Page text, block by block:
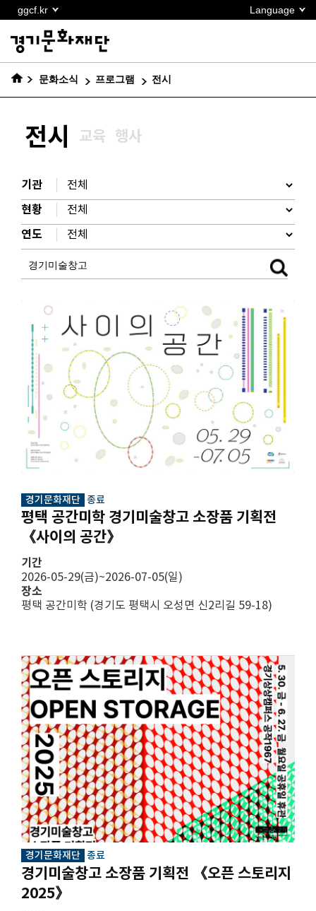
바로가기
ggcf.kr Language
문화소식 프로그램 전시
전시 교육 행사
기관
현황
연도
경기문화재단 종료
평택 공간미학 경기미술창고 소장품 기획전
《사이의 공간》
기간
2026-05-29(금)~2026-07-05(일)
장소
평택 공간미학 (경기도 평택시 오성면 신2리길 59-18)
경기문화재단 종료
경기미술창고 소장품 기획전 《오픈 스토리지
2025》